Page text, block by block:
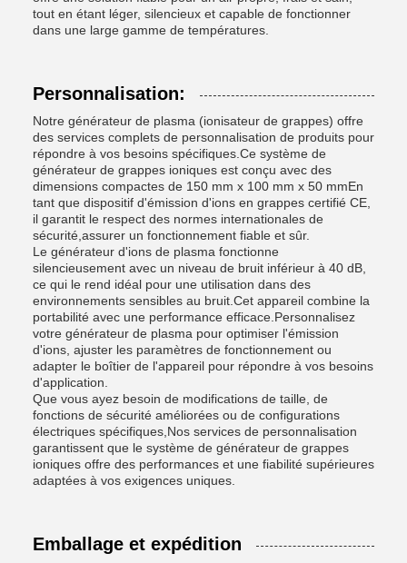
tout en étant léger, silencieux et capable de fonctionner
dans une large gamme de températures.
Personnalisation:
Notre générateur de plasma (ionisateur de grappes) offre
des services complets de personnalisation de produits pour
répondre à vos besoins spécifiques.Ce système de
générateur de grappes ioniques est conçu avec des
dimensions compactes de 150 mm x 100 mm x 50 mmEn
tant que dispositif d'émission d'ions en grappes certifié CE,
il garantit le respect des normes internationales de
sécurité,assurer un fonctionnement fiable et sûr.
Le générateur d'ions de plasma fonctionne
silencieusement avec un niveau de bruit inférieur à 40 dB,
ce qui le rend idéal pour une utilisation dans des
environnements sensibles au bruit.Cet appareil combine la
portabilité avec une performance efficace.Personnalisez
votre générateur de plasma pour optimiser l'émission
d'ions, ajuster les paramètres de fonctionnement ou
adapter le boîtier de l'appareil pour répondre à vos besoins
d'application.
Que vous ayez besoin de modifications de taille, de
fonctions de sécurité améliorées ou de configurations
électriques spécifiques,Nos services de personnalisation
garantissent que le système de générateur de grappes
ioniques offre des performances et une fiabilité supérieures
adaptées à vos exigences uniques.
Emballage et expédition